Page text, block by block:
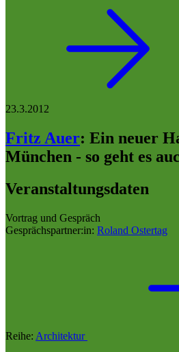
23.3.2012
Fritz Auer: Ein neuer
München - so geht es
Veranstaltungsdaten
Vortrag und Gespräch
Gesprächspartner:in: Roland Ostertag
Reihe: Architektur